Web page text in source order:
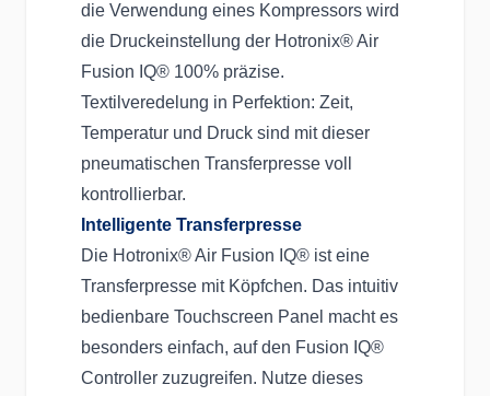
die Verwendung eines Kompressors wird
die Druckeinstellung der Hotronix® Air
Fusion IQ® 100% präzise.
Textilveredelung in Perfektion: Zeit,
Temperatur und Druck sind mit dieser
pneumatischen Transferpresse voll
kontrollierbar.
Intelligente Transferpresse
Die Hotronix® Air Fusion IQ® ist eine
Transferpresse mit Köpfchen. Das intuitiv
bedienbare Touchscreen Panel macht es
besonders einfach, auf den Fusion IQ®
Controller zuzugreifen. Nutze dieses